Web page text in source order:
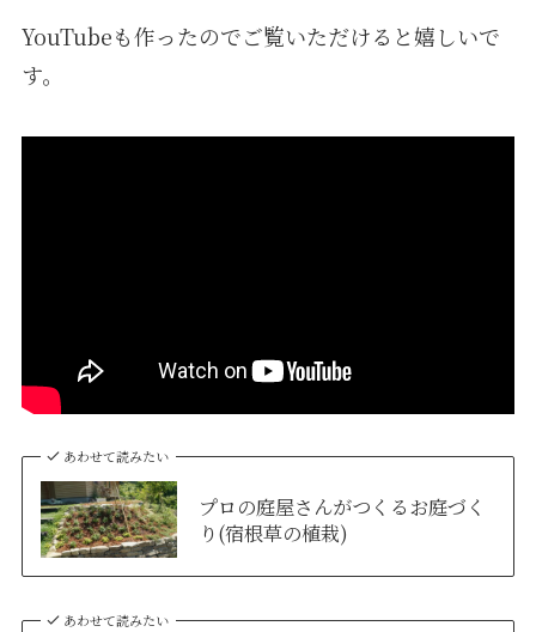
YouTubeも作ったのでご覧いただけると嬉しいで
す。
あわせて読みたい
プロの庭屋さんがつくるお庭づく
り(宿根草の植栽)
あわせて読みたい